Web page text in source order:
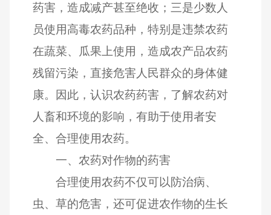
药害，造成减产甚至绝收；三是少数人
员使用高毒农药品种，特别是违禁农药
在蔬菜、瓜果上使用，造成农产品农药
残留污染，直接危害人民群众的身体健
康。因此，认识农药药害，了解农药对
人畜和环境的影响，有助于使用者安
全、合理使用农药。
一、农药对作物的药害
合理使用农药不仅可以防治病、
虫、草的危害，还可促进农作物的生长